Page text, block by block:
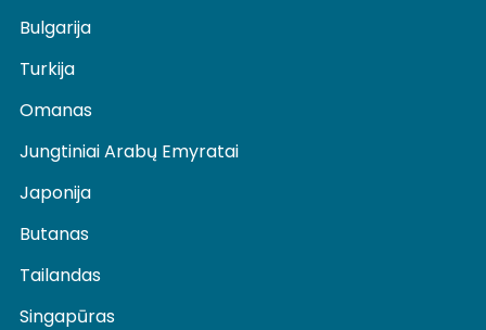
Bulgarija
Turkija
Omanas
Jungtiniai Arabų Emyratai
Japonija
Butanas
Tailandas
Singapūras